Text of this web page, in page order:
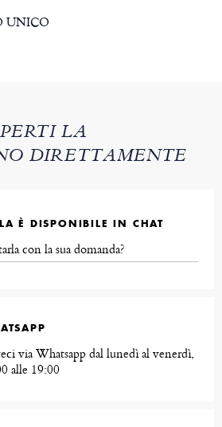
UNICO
LA
DIRETTAMENTE
È DISPONIBILE IN CHAT
con la sua domanda?
via Whatsapp dal lunedì al venerdì,
alle 19:00